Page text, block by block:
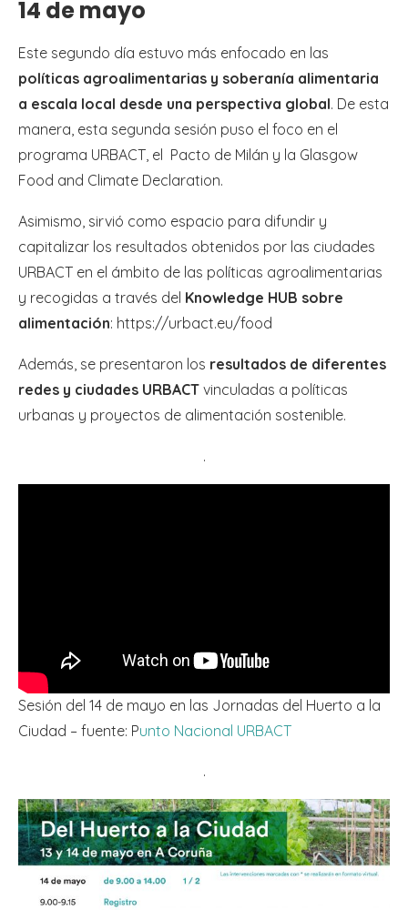
14 de mayo
Este segundo día estuvo más enfocado en las
políticas agroalimentarias y soberanía alimentaria
a escala local desde una perspectiva global. De esta
manera, esta segunda sesión puso el foco en el
programa URBACT, el Pacto de Milán y la Glasgow
Food and Climate Declaration.
Asimismo, sirvió como espacio para difundir y
capitalizar los resultados obtenidos por las ciudades
URBACT en el ámbito de las políticas agroalimentarias
y recogidas a través del Knowledge HUB sobre
alimentación: https://urbact.eu/food
Además, se presentaron los resultados de diferentes
redes y ciudades URBACT vinculadas a políticas
urbanas y proyectos de alimentación sostenible.
.
Sesión del 14 de mayo en las Jornadas del Huerto a la
Ciudad – fuente: Punto Nacional URBACT
.